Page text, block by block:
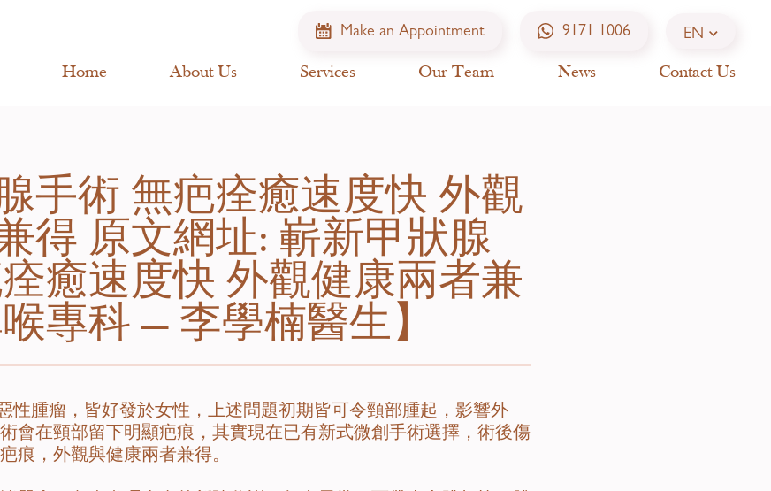
Make an Appointment 9171 1006 EN
Home About Us Services Our Team News Contact Us
手術 無疤痊癒速度快 外觀
得 原文網址: 嶄新甲狀腺
癒速度快 外觀健康兩者兼
專科 — 李學楠醫生】
腫瘤，皆好發於女性，上述問題初期皆可令頸部腫起，影響外
會在頸部留下明顯疤痕，其實現在已有新式微創手術選擇，術後傷
痕，外觀與健康兩者兼得。